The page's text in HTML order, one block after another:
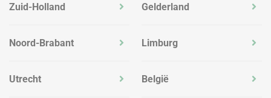
Zuid-Holland
Noord-Brabant
Utrecht
Gelderland
Limburg
België